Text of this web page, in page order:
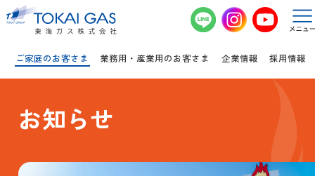
ご家庭のお客さま 業務用・産業用のお客さま 企業情報 採用情報
お知らせ